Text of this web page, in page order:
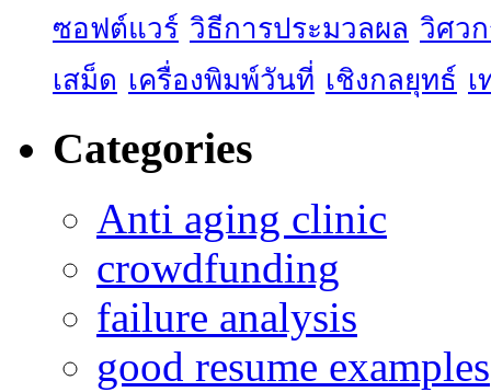
ซอฟต์แวร์ วิธีการประมวลผล วิศว
เสม็ด เครื่องพิมพ์วันที่ เชิงกลยุทธ์
Categories
Anti aging clinic
crowdfunding
failure analysis
good resume examples